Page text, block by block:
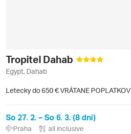
Tropitel Dahab
Egypt, Dahab
Letecky do 650 € VRÁTANE POPLATKOV
So 27. 2. – So 6. 3. (8 dní)
Praha all inclusive